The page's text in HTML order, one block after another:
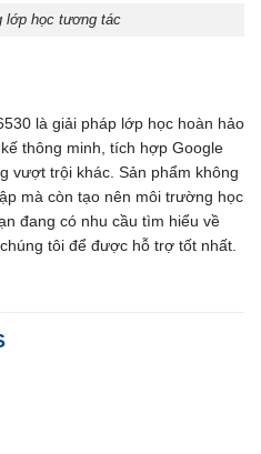
lớp học tương tác
là giải pháp lớp học hoàn hảo
thông minh, tích hợp Google
vượt trội khác. Sản phẩm không
mà còn tạo nên môi trường học
đang có nhu cầu tìm hiểu về
tôi để được hỗ trợ tốt nhất.